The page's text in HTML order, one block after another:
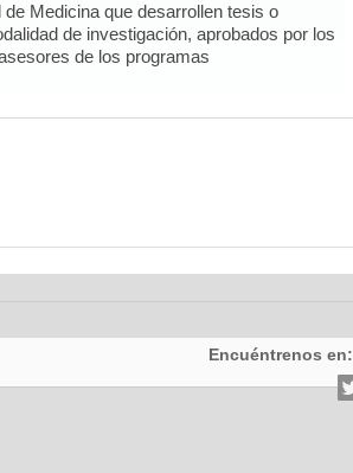
Medicina que desarrollen tesis o
de investigación, aprobados por los
de los programas
Encuéntrenos en: